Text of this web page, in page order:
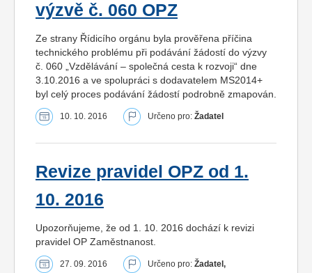
výzvě č. 060 OPZ
Ze strany Řídicího orgánu byla prověřena příčina
technického problému při podávání žádostí do výzvy
č. 060 „Vzdělávání – společná cesta k rozvoji“ dne
3.10.2016 a ve spolupráci s dodavatelem MS2014+
byl celý proces podávání žádostí podrobně zmapován.
10. 10. 2016 Určeno pro: Žadatel
Revize pravidel OPZ od 1.
10. 2016
Upozorňujeme, že od 1. 10. 2016 dochází k revizi
pravidel OP Zaměstnanost.
27. 09. 2016 Určeno pro: Žadatel,